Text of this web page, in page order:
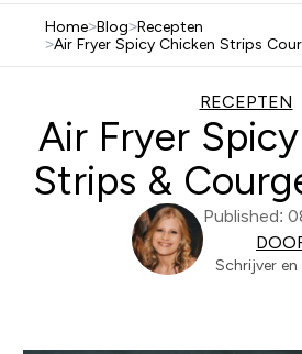
Home>Blog>Recepten
>Air Fryer Spicy Chicken Strips
RECEPTEN
Air Fryer
Strips &
Published:
Schrijver en